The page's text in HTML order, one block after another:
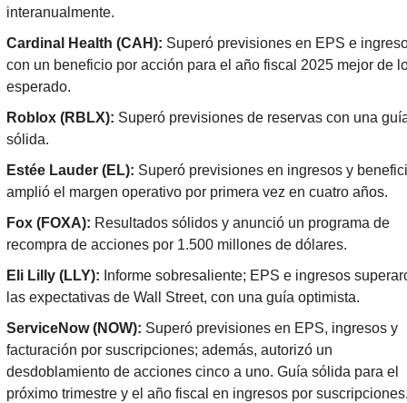
interanualmente.
Cardinal Health (CAH): Superó previsiones en EPS e
con un beneficio por acción para el año fiscal 2025 mejor de
esperado.
Roblox (RBLX): Superó previsiones de reservas con una
sólida.
Estée Lauder (EL): Superó previsiones en ingresos y
amplió el margen operativo por primera vez en cuatro años.
Fox (FOXA): Resultados sólidos y anunció un programa de
recompra de acciones por 1.500 millones de dólares.
Eli Lilly (LLY): Informe sobresaliente; EPS e ingresos
las expectativas de Wall Street, con una guía optimista.
ServiceNow (NOW): Superó previsiones en EPS, ingresos y
facturación por suscripciones; además, autorizó un
desdoblamiento de acciones cinco a uno. Guía sólida para el
próximo trimestre y el año fiscal en ingresos por